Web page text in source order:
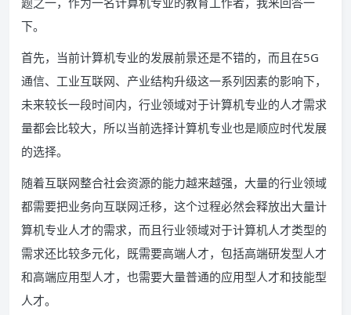
下。
首先，当前计算机专业的发展前景还是不错的，而且在5G
通信、工业互联网、产业结构升级这一系列因素的影响下，
未来较长一段时间内，行业领域对于计算机专业的人才需求
量都会比较大，所以当前选择计算机专业也是顺应时代发展
的选择。
随着互联网整合社会资源的能力越来越强，大量的行业领域
都需要把业务向互联网迁移，这个过程必然会释放出大量计
算机专业人才的需求，而且行业领域对于计算机人才类型的
需求还比较多元化，既需要高端人才，包括高端研发型人才
和高端应用型人才，也需要大量普通的应用型人才和技能型
人才。